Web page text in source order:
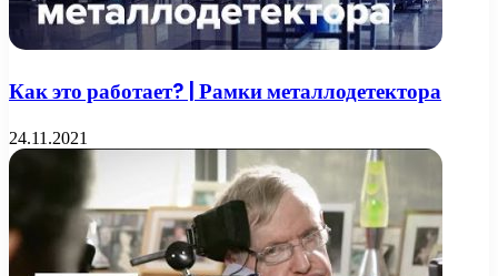
Как это работает? | Рамки металлодетектора
24.11.2021